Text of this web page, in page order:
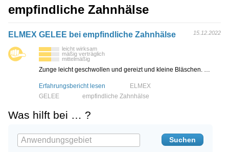
empfindliche Zahnhälse
ELMEX GELEE bei empfindliche Zahnhälse 15.12.2022
leicht wirksam
mäßig verträglich
mittelmäßig
Zunge leicht geschwollen und gereizt und kleine Bläschen. …
Erfahrungsbericht lesen
ELMEX
GELEE
empfindliche Zahnhälse
Was hilft bei … ?